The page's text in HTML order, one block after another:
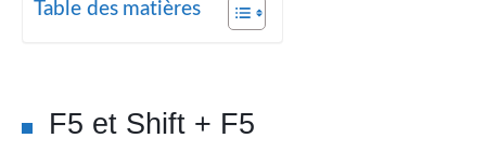
Table des matières
F5 et Shift + F5